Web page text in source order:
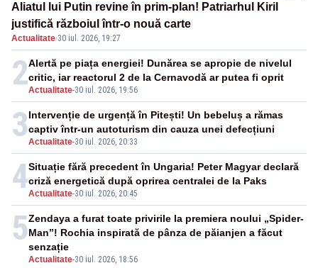
Aliatul lui Putin revine în prim-plan! Patriarhul Kiril
justifică războiul într-o nouă carte
Actualitate·30 iul. 2026, 19:27
2Actualitate-30 iul. 2026, 19:56
Alertă pe piața energiei! Dunărea se apropie de nivelul
critic, iar reactorul 2 de la Cernavodă ar putea fi oprit
3Actualitate-30 iul. 2026, 20:33
Intervenție de urgență în Pitești! Un bebeluș a rămas
captiv într-un autoturism din cauza unei defecțiuni
4Actualitate-30 iul. 2026, 20:45
Situație fără precedent în Ungaria! Peter Magyar declară
criză energetică după oprirea centralei de la Paks
5
Actualitate-30 iul. 2026, 18:56
Zendaya a furat toate privirile la premiera noului „Spider-
Man”! Rochia inspirată de pânza de păianjen a făcut
senzație